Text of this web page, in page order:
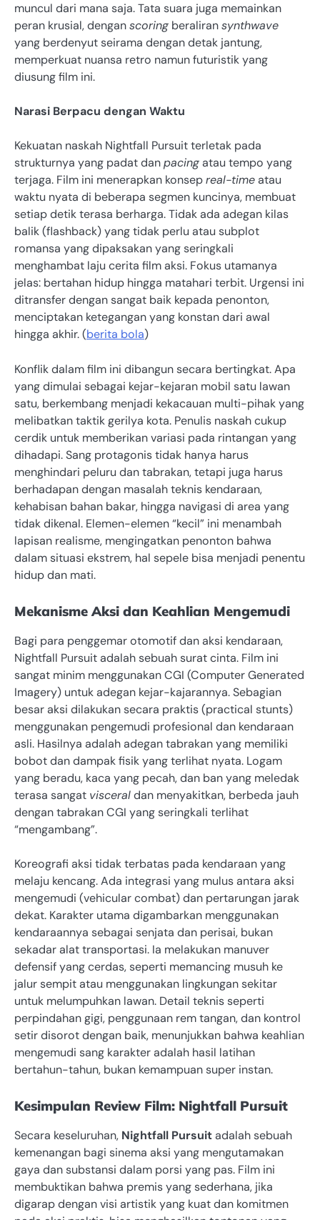
muncul dari mana saja. Tata suara juga memainkan
peran krusial, denganscoring beraliransynthwave
yang berdenyut seirama dengan detak jantung,
memperkuat nuansa retro namun futuristik yang
diusung film ini.
Narasi Berpacu dengan Waktu
Kekuatan naskah Nightfall Pursuit terletak pada
strukturnya yang padat danpacingatau tempo yang
terjaga. Film ini menerapkan konsepreal-timeatau
waktu nyata di beberapa segmen kuncinya, membuat
setiap detik terasa berharga. Tidak ada adegan kilas
balik (flashback) yang tidak perlu atau subplot
romansa yang dipaksakan yang seringkali
menghambat laju cerita film aksi. Fokus utamanya
jelas: bertahan hidup hingga matahari terbit. Urgensi ini
ditransfer dengan sangat baik kepada penonton,
menciptakan ketegangan yang konstan dari awal
hingga akhir. (berita bola)
Konflik dalam film ini dibangun secara bertingkat. Apa
yang dimulai sebagai kejar-kejaran mobil satu lawan
satu, berkembang menjadi kekacauan multi-pihak yang
melibatkan taktik gerilya kota. Penulis naskah cukup
cerdik untuk memberikan variasi pada rintangan yang
dihadapi. Sang protagonis tidak hanya harus
menghindari peluru dan tabrakan, tetapi juga harus
berhadapan dengan masalah teknis kendaraan,
kehabisan bahan bakar, hingga navigasi di area yang
tidak dikenal. Elemen-elemen “kecil” ini menambah
lapisan realisme, mengingatkan penonton bahwa
dalam situasi ekstrem, hal sepele bisa menjadi penentu
hidup dan mati.
Mekanisme Aksi dan Keahlian Mengemudi
Bagi para penggemar otomotif dan aksi kendaraan,
Nightfall Pursuit adalah sebuah surat cinta. Film ini
sangat minim menggunakan CGI (Computer Generated
Imagery) untuk adegan kejar-kajarannya. Sebagian
besar aksi dilakukan secara praktis (practical stunts)
menggunakan pengemudi profesional dan kendaraan
asli. Hasilnya adalah adegan tabrakan yang memiliki
bobot dan dampak fisik yang terlihat nyata. Logam
yang beradu, kaca yang pecah, dan ban yang meledak
terasa sangat visceraldan menyakitkan, berbeda jauh
dengan tabrakan CGI yang seringkali terlihat
“mengambang”.
Koreografi aksi tidak terbatas pada kendaraan yang
melaju kencang. Ada integrasi yang mulus antara aksi
mengemudi (vehicular combat) dan pertarungan jarak
dekat. Karakter utama digambarkan menggunakan
kendaraannya sebagai senjata dan perisai, bukan
sekadar alat transportasi. Ia melakukan manuver
defensif yang cerdas, seperti memancing musuh ke
jalur sempit atau menggunakan lingkungan sekitar
untuk melumpuhkan lawan. Detail teknis seperti
perpindahan gigi, penggunaan rem tangan, dan kontrol
setir disorot dengan baik, menunjukkan bahwa keahlian
mengemudi sang karakter adalah hasil latihan
bertahun-tahun, bukan kemampuan super instan.
Kesimpulan Review Film: Nightfall Pursuit
Secara keseluruhan, Nightfall Pursuitadalah sebuah
kemenangan bagi sinema aksi yang mengutamakan
gaya dan substansi dalam porsi yang pas. Film ini
membuktikan bahwa premis yang sederhana, jika
digarap dengan visi artistik yang kuat dan komitmen